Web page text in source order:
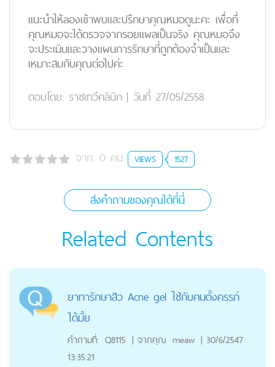
แนะนำให้ลองเข้าพบและปรึกษาคุณหมอดูนะคะ เพื่อที่
คุณหมอจะได้ตรวจจากรอยแผลเป็นจริง คุณหมอจึง
จะประเมินและวางแผนการรักษาที่ถูกต้องจำเป็นและ
เหมาะสมกับคุณต่อไปค่ะ
ตอบโดย: ราชเทวีคลินิก | วันที่ 27/05/2558
จาก: 0 คน VIEWS 1527
ส่งคำถามของคุณได้ที่นี่
Related Contents
ยาทารักษาสิว Acne gel ใช้กับคนตั้งครรภ์
ได้มั้ย
คำถามที่: Q8115 | จากคุณ meaw | 30/6/2547
13:35:21